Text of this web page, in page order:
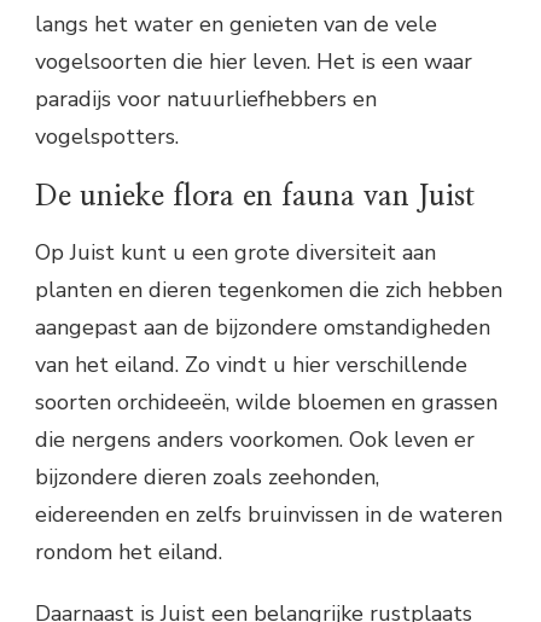
langs het water en genieten van de vele
vogelsoorten die hier leven. Het is een waar
paradijs voor natuurliefhebbers en
vogelspotters.
De unieke flora en fauna van Juist
Op Juist kunt u een grote diversiteit aan
planten en dieren tegenkomen die zich hebben
aangepast aan de bijzondere omstandigheden
van het eiland. Zo vindt u hier verschillende
soorten orchideeën, wilde bloemen en grassen
die nergens anders voorkomen. Ook leven er
bijzondere dieren zoals zeehonden,
eidereenden en zelfs bruinvissen in de wateren
rondom het eiland.
Daarnaast is Juist een belangrijke rustplaats